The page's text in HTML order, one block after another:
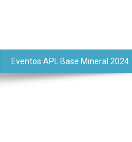
Eventos APL Base Mineral 2024